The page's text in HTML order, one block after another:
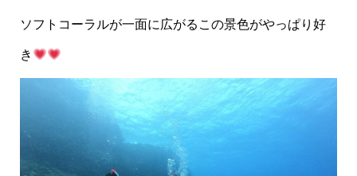
ソフトコーラルが一面に広がるこの景色がやっぱり好
き